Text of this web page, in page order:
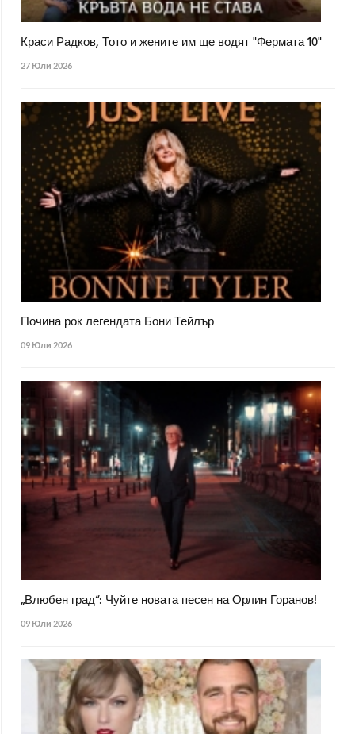
Краси Радков, Тото и жените им ще водят "Фермата 10"
27 Юли 2026
Почина рок легендата Бони Тейлър
09 Юли 2026
„Влюбен град“: Чуйте новата песен на Орлин Горанов!
09 Юли 2026